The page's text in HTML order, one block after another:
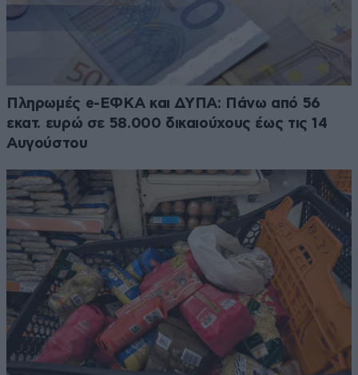
Πληρωμές e-ΕΦΚΑ και ΔΥΠΑ: Πάνω από 56
εκατ. ευρώ σε 58.000 δικαιούχους έως τις 14
Αυγούστου